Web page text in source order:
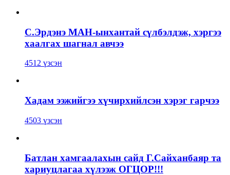
С.Эрдэнэ МАН-ынхантай сүлбэлдэж, хэргээ
хаалгах шагнал авчээ
4512 үзсэн
Хадам ээжийгээ хүчирхийлсэн хэрэг гарчээ
4503 үзсэн
Батлан хамгаалахын сайд Г.Сайханбаяр та
хариуцлагаа хүлээж ОГЦОР!!!